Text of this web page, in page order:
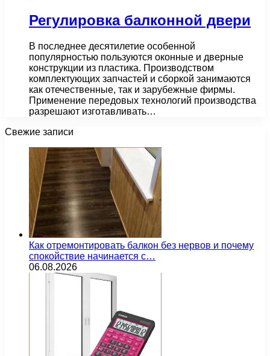
Регулировка балконной двери
В последнее десятилетие особенной
популярностью пользуются оконные и дверные
конструкции из пластика. Производством
комплектующих запчастей и сборкой занимаются
как отечественные, так и зарубежные фирмы.
Применение передовых технологий производства
разрешают изготавливать…
Свежие записи
Как отремонтировать балкон без нервов и почему
спокойствие начинается с…
06.08.2026